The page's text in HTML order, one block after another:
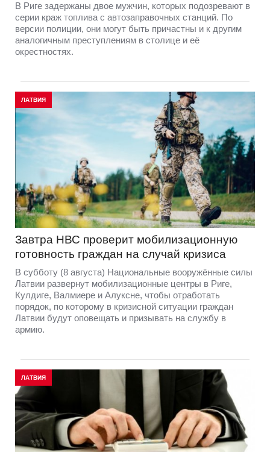
В Риге задержаны двое мужчин, которых подозревают в
серии краж топлива с автозаправочных станций. По
версии полиции, они могут быть причастны и к другим
аналогичным преступлениям в столице и её
окрестностях.
ЛАТВИЯ
Завтра НВС проверит мобилизационную
готовность граждан на случай кризиса
В субботу (8 августа) Национальные вооружённые силы
Латвии развернут мобилизационные центры в Риге,
Кулдиге, Валмиере и Алуксне, чтобы отработать
порядок, по которому в кризисной ситуации граждан
Латвии будут оповещать и призывать на службу в
армию.
ЛАТВИЯ